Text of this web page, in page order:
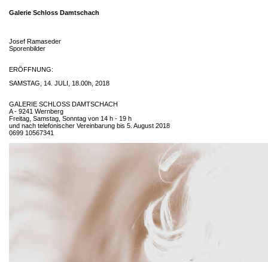
Galerie Schloss Damtschach
Josef Ramaseder
Sporenbilder
ERÖFFNUNG:
SAMSTAG, 14. JULI, 18.00h, 2018
GALERIE SCHLOSS DAMTSCHACH
A - 9241 Wernberg
Freitag, Samstag, Sonntag von 14 h - 19 h
und nach telefonischer Vereinbarung bis 5. August 2018
0699 10567341